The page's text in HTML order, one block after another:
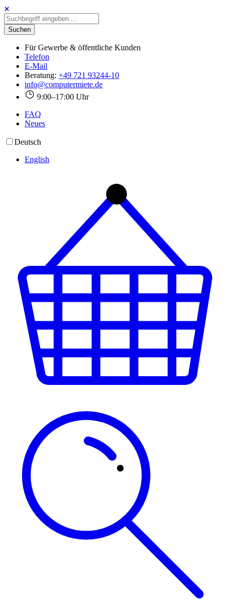
Für Gewerbe & öffentliche Kunden
Telefon
E-Mail
Beratung: +49 721 93244-10
info@computermiete.de
9:00–17:00 Uhr
FAQ
Neues
Deutsch
English